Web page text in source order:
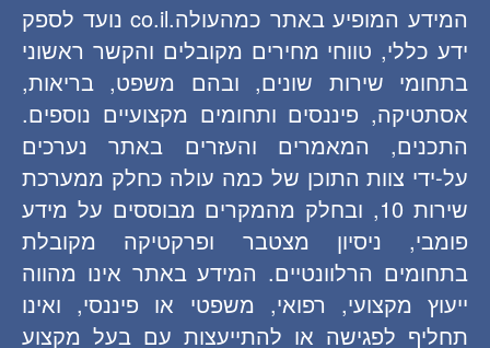
המידע המופיע באתר כמהעולה.co.il נועד לספק
ידע כללי, טווחי מחירים מקובלים והקשר ראשוני
בתחומי שירות שונים, ובהם משפט, בריאות,
אסתטיקה, פיננסים ותחומים מקצועיים נוספים.
התכנים, המאמרים והעזרים באתר נערכים
על-ידי צוות התוכן של כמה עולה כחלק ממערכת
שירות 10, ובחלק מהמקרים מבוססים על מידע
פומבי, ניסיון מצטבר ופרקטיקה מקובלת
בתחומים הרלוונטיים. המידע באתר אינו מהווה
ייעוץ מקצועי, רפואי, משפטי או פיננסי, ואינו
תחליף לפגישה או להתייעצות עם בעל מקצוע